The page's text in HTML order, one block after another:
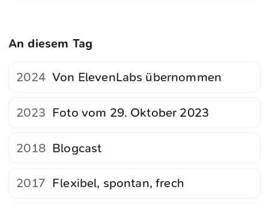
An diesem Tag
2024 Von ElevenLabs übernommen
2023 Foto vom 29. Oktober 2023
2018 Blogcast
2017 Flexibel, spontan, frech